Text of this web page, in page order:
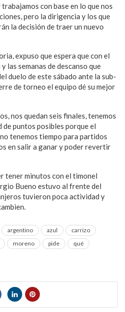
con base en lo que nos
pero la dirigencia y los que
la decisión de traer un nuevo
expuso que espera que con el
las semanas de descanso que
duelo de este sábado ante la sub-
de torneo el equipo dé su mejor
nos quedan seis finales, tenemos
de puntos posibles porque el
tenemos tiempo para partidos
en salir a ganar y poder revertir
tener minutos con el timonel
Bueno estuvo al frente del
tuvieron poca actividad y
argentino azul
carrizo
moreno pide qué